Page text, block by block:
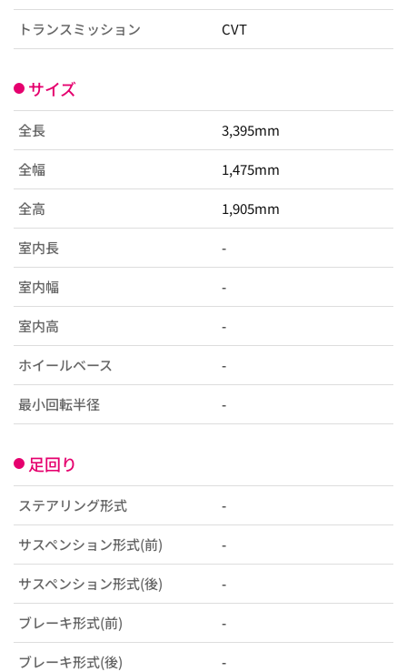
トランスミッション CVT
サイズ
全長 3,395mm
全幅 1,475mm
全高 1,905mm
室内長 -
室内幅 -
室内高 -
ホイールベース -
最小回転半径 -
足回り
ステアリング形式 -
サスペンション形式(前) -
サスペンション形式(後) -
ブレーキ形式(前) -
ブレーキ形式(後) -